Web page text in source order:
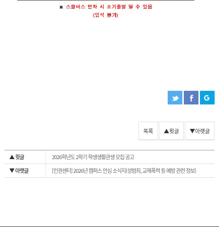
목록 ▲윗글 ▼아랫글
▲ 윗글
2026학년도 2학기 학생생활관생 모집 공고
▼ 아랫글
[인권센터] 2026년 캠퍼스 안심 소식지(성범죄, 교제폭력 등 예방 관련 정보)